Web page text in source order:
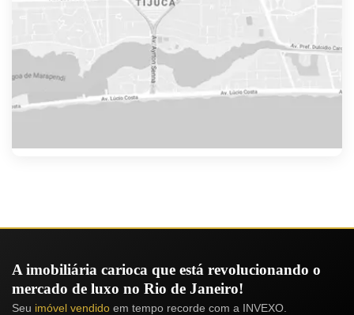
A imobiliária carioca que está revolucionando o
mercado de luxo no Rio de Janeiro!
Seu imóvel vendido em tempo recorde com a INVEXO.